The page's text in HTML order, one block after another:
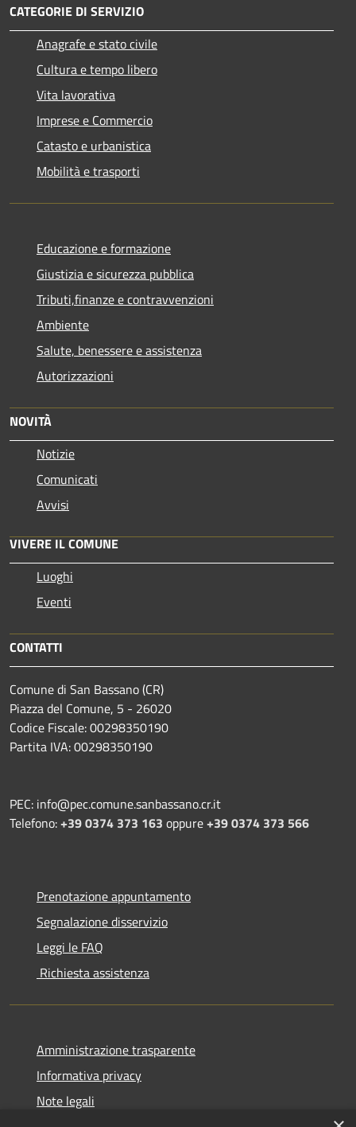
CATEGORIE DI SERVIZIO
Anagrafe e stato civile
Cultura e tempo libero
Vita lavorativa
Imprese e Commercio
Catasto e urbanistica
Mobilità e trasporti
Educazione e formazione
Giustizia e sicurezza pubblica
Tributi,finanze e contravvenzioni
Ambiente
Salute, benessere e assistenza
Autorizzazioni
NOVITÀ
Notizie
Comunicati
Avvisi
VIVERE IL COMUNE
Luoghi
Eventi
CONTATTI
Comune di San Bassano (CR)
Piazza del Comune, 5 - 26020
Codice Fiscale: 00298350190
Partita IVA: 00298350190
PEC: info@pec.comune.sanbassano.cr.it
Telefono:+39 0374 373 163 oppure+39 0374 373 566
Prenotazione appuntamento
Segnalazione disservizio
Leggi le FAQ
Richiesta assistenza
Amministrazione trasparente
Informativa privacy
Note legali